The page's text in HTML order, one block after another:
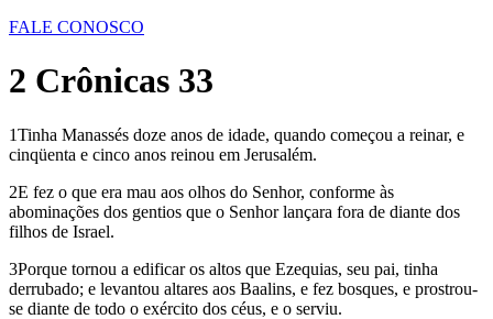
FALE CONOSCO
2 Crônicas 33
1Tinha Manassés doze anos de idade, quando começou a reinar, e
cinqüenta e cinco anos reinou em Jerusalém.
2E fez o que era mau aos olhos do Senhor, conforme às
abominações dos gentios que o Senhor lançara fora de diante dos
filhos de Israel.
3Porque tornou a edificar os altos que Ezequias, seu pai, tinha
derrubado; e levantou altares aos Baalins, e fez bosques, e prostrou-
se diante de todo o exército dos céus, e o serviu.